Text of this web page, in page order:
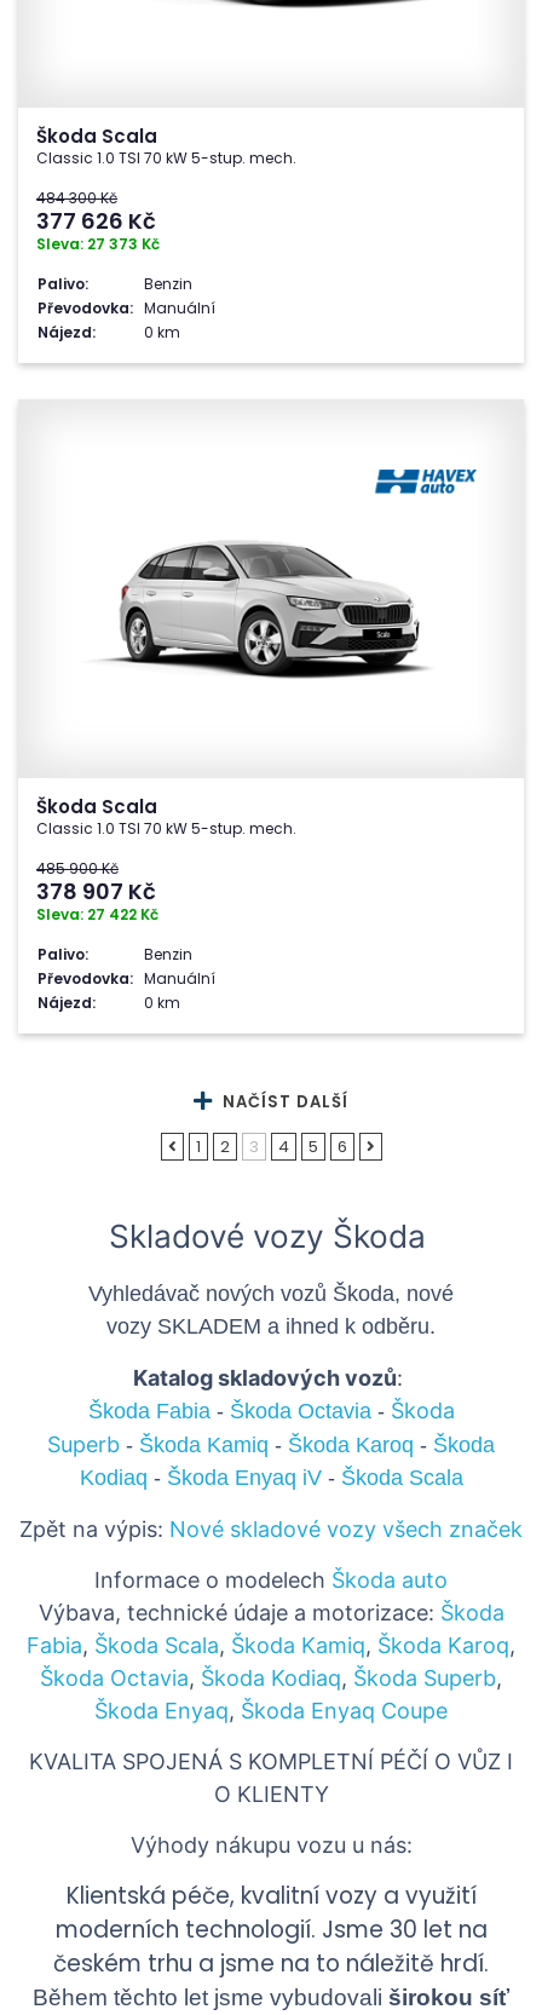
Škoda Scala
Classic 1.0 TSI 70 kW 5-stup. mech.
484 300 Kč
377 626 Kč
Sleva: 27 373 Kč
Palivo:
Benzin
Převodovka: Manuální
Nájezd:
0 km
Škoda Scala
Classic 1.0 TSI 70 kW 5-stup. mech.
485 900 Kč
378 907 Kč
Sleva: 27 422 Kč
Palivo:
Benzin
Převodovka: Manuální
Nájezd:
0 km
NAČÍST DALŠÍ
1
2 3 4 5 6
Skladové vozy Škoda
Vyhledávač nových vozů Škoda, nové
vozy SKLADEM a ihned k odběru.
Katalog skladových vozů:
Škoda Fabia- Škoda Octavia- Škoda
Superb - Škoda Kamiq - Škoda Karoq - Škoda
Kodiaq - Škoda Enyaq iV- Škoda Scala
Zpět na výpis: Nové skladové vozy všech značek
Informace o modelech Škoda auto
Výbava, technické údaje a motorizace: Škoda
Fabia, Škoda Scala, Škoda Kamiq, Škoda Karoq,
Škoda Octavia, Škoda Kodiaq, Škoda Superb,
Škoda Enyaq, Škoda Enyaq Coupe
KVALITA SPOJENÁ S KOMPLETNÍ PÉČÍ O VŮZ I
O KLIENTY
Výhody nákupu vozu u nás:
Klientská péče, kvalitní vozy a využití
moderních technologií. Jsme 30 let na
českém trhu a jsme na to náležitě hrdí.
Během těchto let jsme vybudovali širokou síť